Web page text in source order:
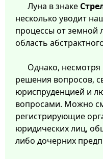
Луна в знаке
несколько уводит
процессы от земной
область
Однако, несмотря
решения вопросов,
юриспруденцией и
вопросами. Можно
регистрирующие
юридических лиц,
либо дочерних